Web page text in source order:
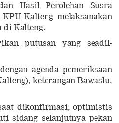
Hasil Perolehan Susra
Kalteng melaksanakan
di Kalteng.
putusan yang seadil-
agenda pemeriksaan
keterangan Bawaslu,
dikonfirmasi, optimistis
sidang selanjutnya pekan